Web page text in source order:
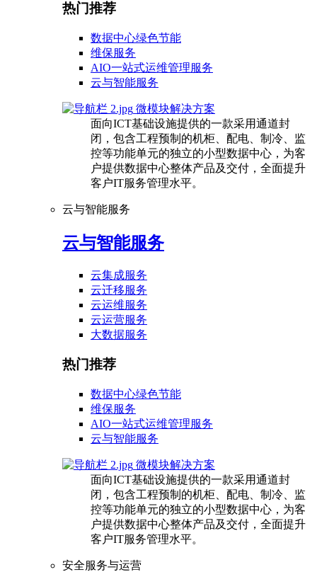
热门推荐
数据中心绿色节能
维保服务
AIO一站式运维管理服务
云与智能服务
微模块解决方案
面向ICT基础设施提供的一款采用通道封
闭，包含工程预制的机柜、配电、制冷、监
控等功能单元的独立的小型数据中心，为客
户提供数据中心整体产品及交付，全面提升
客户IT服务管理水平。
云与智能服务
云与智能服务
云集成服务
云迁移服务
云运维服务
云运营服务
大数据服务
热门推荐
数据中心绿色节能
维保服务
AIO一站式运维管理服务
云与智能服务
微模块解决方案
面向ICT基础设施提供的一款采用通道封
闭，包含工程预制的机柜、配电、制冷、监
控等功能单元的独立的小型数据中心，为客
户提供数据中心整体产品及交付，全面提升
客户IT服务管理水平。
安全服务与运营